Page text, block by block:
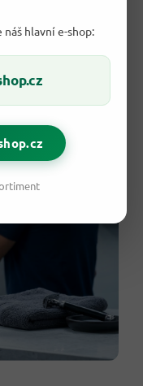
hlavní e-shop:
jen prohlédnout sortiment
se hodí pro muže,
výsledek.
styl značky
a dobrý poměr ceny